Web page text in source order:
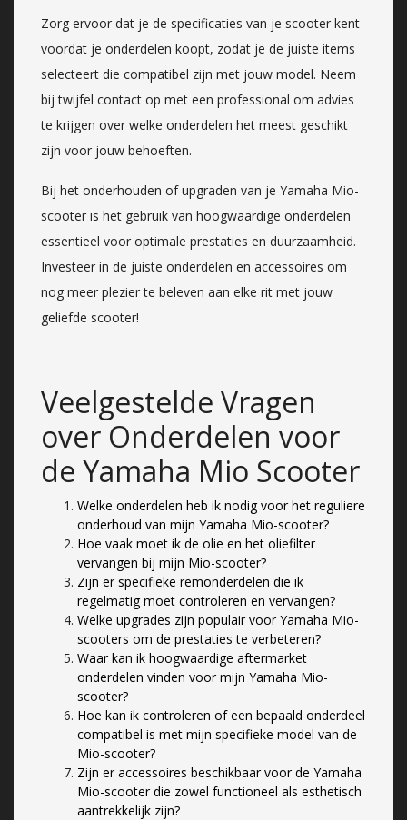
Zorg ervoor dat je de specificaties van je scooter kent
voordat je onderdelen koopt, zodat je de juiste items
selecteert die compatibel zijn met jouw model. Neem
bij twijfel contact op met een professional om advies
te krijgen over welke onderdelen het meest geschikt
zijn voor jouw behoeften.
Bij het onderhouden of upgraden van je Yamaha Mio-
scooter is het gebruik van hoogwaardige onderdelen
essentieel voor optimale prestaties en duurzaamheid.
Investeer in de juiste onderdelen en accessoires om
nog meer plezier te beleven aan elke rit met jouw
geliefde scooter!
Veelgestelde Vragen
over Onderdelen voor
de Yamaha Mio Scooter
Welke onderdelen heb ik nodig voor het reguliere
onderhoud van mijn Yamaha Mio-scooter?
Hoe vaak moet ik de olie en het oliefilter
vervangen bij mijn Mio-scooter?
Zijn er specifieke remonderdelen die ik
regelmatig moet controleren en vervangen?
Welke upgrades zijn populair voor Yamaha Mio-
scooters om de prestaties te verbeteren?
Waar kan ik hoogwaardige aftermarket
onderdelen vinden voor mijn Yamaha Mio-
scooter?
Hoe kan ik controleren of een bepaald onderdeel
compatibel is met mijn specifieke model van de
Mio-scooter?
Zijn er accessoires beschikbaar voor de Yamaha
Mio-scooter die zowel functioneel als esthetisch
aantrekkelijk zijn?